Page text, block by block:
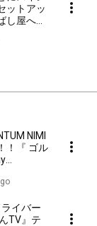
ットアッ
屋への
んＴ
NIMI
！『 ゴル
イバー
TV』テ